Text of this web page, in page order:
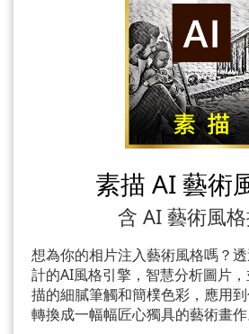
素描 AI 藝術
含 AI 藝術風
想為你的相片注入藝術風格嗎？
計的AI風格引擎，智慧分析圖片
描的細膩筆觸和簡樸色彩，應用
轉換成一幅幅匠心獨具的藝術畫作